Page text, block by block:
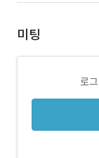
미팅
로